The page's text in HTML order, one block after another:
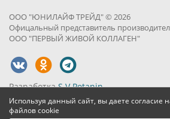
Используя данный сайт, вы даете согласие
файлов cookie
ООО "ЮНИЛАЙФ ТРЕЙД" © 2026
Офицальный представитель
ООО "ПЕРВЫЙ ЖИВОЙ КОЛЛАГЕН"
РазработкаS.V.Potanin